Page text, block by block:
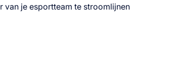
van je esportteam te stroomlijnen